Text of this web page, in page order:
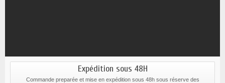
Expédition sous 48H
Commande preparée et mise en expédition sous 48h sous réserve des